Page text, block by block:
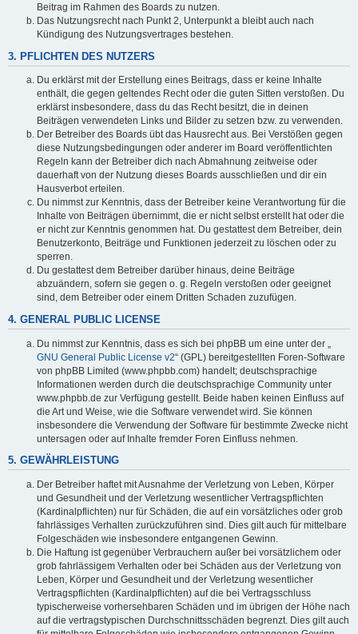
Beitrag im Rahmen des Boards zu nutzen.
Das Nutzungsrecht nach Punkt 2, Unterpunkt a bleibt auch nach
Kündigung des Nutzungsvertrages bestehen.
3. PFLICHTEN DES NUTZERS
Du erklärst mit der Erstellung eines Beitrags, dass er keine Inhalte
enthält, die gegen geltendes Recht oder die guten Sitten verstoßen. Du
erklärst insbesondere, dass du das Recht besitzt, die in deinen
Beiträgen verwendeten Links und Bilder zu setzen bzw. zu verwenden.
Der Betreiber des Boards übt das Hausrecht aus. Bei Verstößen gegen
diese Nutzungsbedingungen oder anderer im Board veröffentlichten
Regeln kann der Betreiber dich nach Abmahnung zeitweise oder
dauerhaft von der Nutzung dieses Boards ausschließen und dir ein
Hausverbot erteilen.
Du nimmst zur Kenntnis, dass der Betreiber keine Verantwortung für die
Inhalte von Beiträgen übernimmt, die er nicht selbst erstellt hat oder die
er nicht zur Kenntnis genommen hat. Du gestattest dem Betreiber, dein
Benutzerkonto, Beiträge und Funktionen jederzeit zu löschen oder zu
sperren.
Du gestattest dem Betreiber darüber hinaus, deine Beiträge
abzuändern, sofern sie gegen o. g. Regeln verstoßen oder geeignet
sind, dem Betreiber oder einem Dritten Schaden zuzufügen.
4. GENERAL PUBLIC LICENSE
Du nimmst zur Kenntnis, dass es sich bei phpBB um eine unter der „
GNU General Public License v2“ (GPL) bereitgestellten Foren-Software
von phpBB Limited (www.phpbb.com) handelt; deutschsprachige
Informationen werden durch die deutschsprachige Community unter
www.phpbb.de zur Verfügung gestellt. Beide haben keinen Einfluss auf
die Art und Weise, wie die Software verwendet wird. Sie können
insbesondere die Verwendung der Software für bestimmte Zwecke nicht
untersagen oder auf Inhalte fremder Foren Einfluss nehmen.
5. GEWÄHRLEISTUNG
Der Betreiber haftet mit Ausnahme der Verletzung von Leben, Körper
und Gesundheit und der Verletzung wesentlicher Vertragspflichten
(Kardinalpflichten) nur für Schäden, die auf ein vorsätzliches oder grob
fahrlässiges Verhalten zurückzuführen sind. Dies gilt auch für mittelbare
Folgeschäden wie insbesondere entgangenen Gewinn.
Die Haftung ist gegenüber Verbrauchern außer bei vorsätzlichem oder
grob fahrlässigem Verhalten oder bei Schäden aus der Verletzung von
Leben, Körper und Gesundheit und der Verletzung wesentlicher
Vertragspflichten (Kardinalpflichten) auf die bei Vertragsschluss
typischerweise vorhersehbaren Schäden und im übrigen der Höhe nach
auf die vertragstypischen Durchschnittsschäden begrenzt. Dies gilt auch